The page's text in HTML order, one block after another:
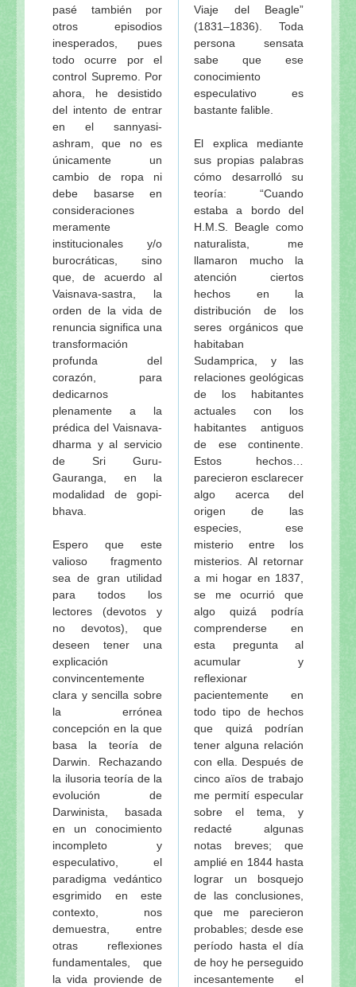
pasé también por
otros episodios
inesperados, pues
todo ocurre por el
control Supremo. Por
ahora, he desistido
del intento de entrar
en el sannyasi-
ashram, que no es
únicamente un
cambio de ropa ni
debe basarse en
consideraciones
meramente
institucionales y/o
burocráticas, sino
que, de acuerdo al
Vaisnava-sastra, la
orden de la vida de
renuncia significa una
transformación
profunda del
corazón, para
dedicarnos
plenamente a la
prédica del Vaisnava-
dharma y al servicio
de Sri Guru-
Gauranga, en la
modalidad de gopi-
bhava.
Espero que este
valioso fragmento
sea de gran utilidad
para todos los
lectores (devotos y
no devotos), que
deseen tener una
explicación
convincentemente
clara y sencilla sobre
la errónea
concepción en la que
basa la teoría de
Darwin. Rechazando
la ilusoria teoría de la
evolución de
Darwinista, basada
en un conocimiento
incompleto y
especulativo, el
paradigma vedántico
esgrimido en este
contexto, nos
demuestra, entre
otras reflexiones
fundamentales, que
la vida proviende de
Viaje del Beagle”
(1831–1836). Toda
persona sensata
sabe que ese
conocimiento
especulativo es
bastante falible.
El explica mediante
sus propias palabras
cómo desarrolló su
teoría: “Cuando
estaba a bordo del
H.M.S. Beagle como
naturalista, me
llamaron mucho la
atención ciertos
hechos en la
distribución de los
seres orgánicos que
habitaban
Sudamprica, y las
relaciones geológicas
de los habitantes
actuales con los
habitantes antiguos
de ese continente.
Estos hechos…
parecieron esclarecer
algo acerca del
origen de las
especies, ese
misterio entre los
misterios. Al retornar
a mi hogar en 1837,
se me ocurrió que
algo quizá podría
comprenderse en
esta pregunta al
acumular y
reflexionar
pacientemente en
todo tipo de hechos
que quizá podrían
tener alguna relación
con ella. Después de
cinco aïos de trabajo
me permití especular
sobre el tema, y
redacté algunas
notas breves; que
amplié en 1844 hasta
lograr un bosquejo
de las conclusiones,
que me parecieron
probables; desde ese
período hasta el día
de hoy he perseguido
incesantemente el